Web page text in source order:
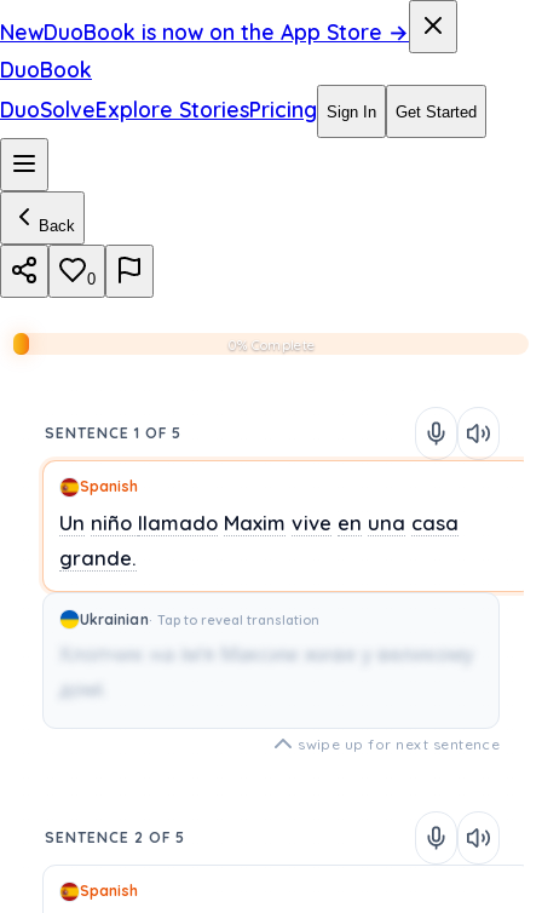
NewDuoBook is now on the App Store →
DuoBook
DuoSolveExplore StoriesPricing Sign In Get Started
Back
0
0% Complete
SENTENCE 1 OF 5
Spanish
Un niño llamado Maxim vive en una casa
grande.
Ukrainian Tap to reveal translation
Хлопчик на ім'я Максим живе у великому
домі.
swipe up for next sentence
SENTENCE 2 OF 5
Spanish